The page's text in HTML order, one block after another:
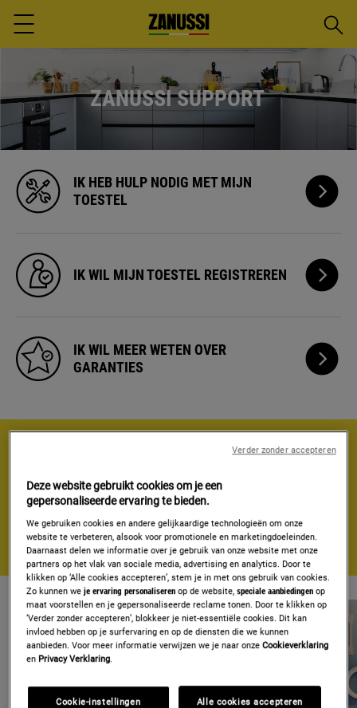
Menu
ZANUSSI SUPPORT
IK HEB HULP NODIG MET MIJN
TOESTEL
IK
HEB
HULP
TOESTEL
IK WIL MIJNTOESTEL REGISTREREN
IK
WIL
MIJN
IK WIL MEERWETEN OVER
GARANTIES
IK
WIL
MEER
ZOEKEN NAAR HULPARTIKELS
Foutcode
E10,
temperatuur
laag,
EW123456...
Deze website gebruikt cookies om je een
gepersonaliseerde ervaring te bieden.
We gebruiken cookies en andere gelijkaardige technologieën om onze
website te verbeteren, alsook voor promotionele en marketingdoeleinden.
Daarnaast delen we informatie over je gebruik van onze website met onze
partners op het vlak van sociale media, advertising en analytics. Door te
klikken op ‘Alle cookies accepteren’, stem je in met ons gebruik van cookies.
Zo kunnen weje ervaring personaliseren op de website,speciale aanbiedingen op
maat voorstellen en je gepersonaliseerde reclame tonen. Door te klikken op
‘Verder zonder accepteren’, blokkeer je niet-essentiële cookies. Dit kan
invloed hebben op je surfervaring en op de diensten die we kunnen
aanbieden. Voor meer informatie verwijzen we je naar onzeCookieverklaring
en Privacy Verklaring
Cookie-instellingen Alle cookies accepteren
Verder zonder accepteren